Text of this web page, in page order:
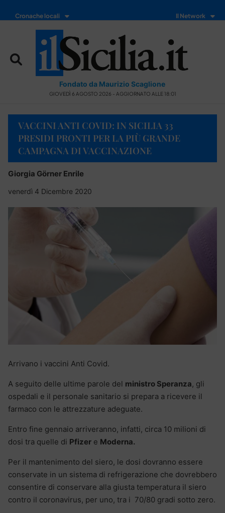
Cronache locali Il Network
Fondato da Maurizio Scaglione
GIOVEDÌ 6 AGOSTO 2026 - AGGIORNATO ALLE 18:01
VACCINI ANTI COVID: IN SICILIA 33
PRESIDI PRONTI PER LA PIÙ GRANDE
CAMPAGNA DI VACCINAZIONE
Giorgia Görner Enrile
venerdì 4 Dicembre 2020
Arrivano i vaccini Anti Covid.
A seguito delle ultime parole del ministro Speranza, gli
ospedali e il personale sanitario si prepara a ricevere il
farmaco con le attrezzature adeguate.
Entro fine gennaio arriveranno, infatti, circa 10 milioni di
dosi tra quelle di Pfizer e Moderna.
Per il mantenimento del siero, le dosi dovranno essere
conservate in un sistema di refrigerazione che dovrebbero
consentire di conservare alla giusta temperatura il siero
contro il coronavirus, per uno, tra i 70/80 gradi sotto zero.